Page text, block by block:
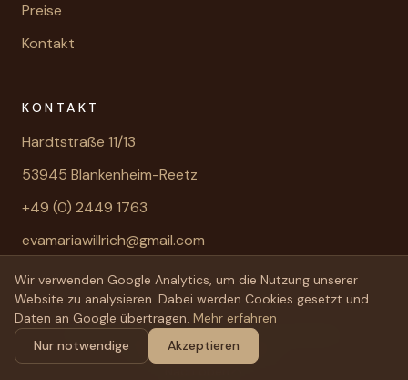
Preise
Kontakt
KONTAKT
Hardtstraße 11/13
53945 Blankenheim-Reetz
+49 (0) 2449 1763
evamariawillrich@gmail.com
©2026FeWo Willrich.
Alle Rechte vorbehalten.
Impressum|Datenschutz
Wir verwenden Google Analytics, um die Nutzung unserer
Website zu analysieren. Dabei werden Cookies gesetzt und
Daten an Google übertragen. Mehr erfahren
Nur notwendige
Akzeptieren